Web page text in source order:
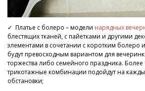
✓ Платье с болеро – модели нарядных
блестящих тканей, с пайетками и другими
элементами в сочетании с коротким болеро
будут превосходным вариантом для
торжества либо семейного праздника.
трикотажные комбинации подойдут на
обстановки;